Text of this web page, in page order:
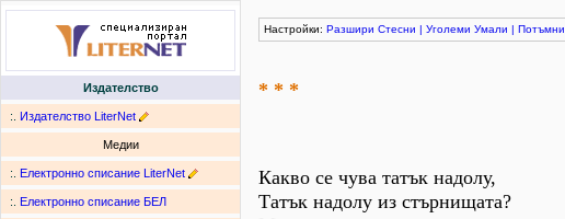
Издателство
:. Издателство LiterNet
Медии
:. Електронно списание LiterNet
:. Електронно списание БЕЛ
Настройки: Разшири Стесни | Уголеми Умали | Потъмни
* * *
Какво се чува татък надолу,
Татък надолу из стърнищата?